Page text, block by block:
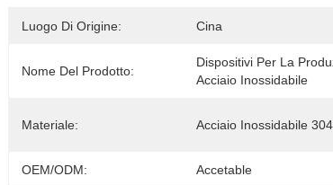
Luogo Di Origine: Cina
Nome Del Prodotto:
Dispositivi Per La
Acciaio Inossidabile
Materiale: Acciaio Inossidabile 304
OEM/ODM: Accetable